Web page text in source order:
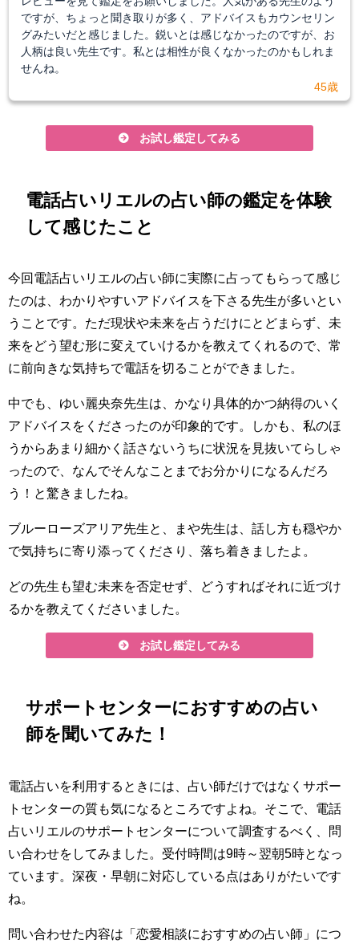
ですが、ちょっと聞き取りが多く、アドバイスもカウンセリン
グみたいだと感じました。鋭いとは感じなかったのですが、お
人柄は良い先生です。私とは相性が良くなかったのかもしれま
せんね。
45歳
お試し鑑定してみる
電話占いリエルの占い師の鑑定を体験
して感じたこと
今回電話占いリエルの占い師に実際に占ってもらって感じ
たのは、わかりやすいアドバイスを下さる先生が多いとい
うことです。ただ現状や未来を占うだけにとどまらず、未
来をどう望む形に変えていけるかを教えてくれるので、常
に前向きな気持ちで電話を切ることができました。
中でも、ゆい麗央奈先生は、かなり具体的かつ納得のいく
アドバイスをくださったのが印象的です。しかも、私のほ
うからあまり細かく話さないうちに状況を見抜いてらしゃ
ったので、なんでそんなことまでお分かりになるんだろ
う！と驚きましたね。
ブルーローズアリア先生と、まや先生は、話し方も穏やか
で気持ちに寄り添ってくださり、落ち着きましたよ。
どの先生も望む未来を否定せず、どうすればそれに近づけ
るかを教えてくださいました。
お試し鑑定してみる
サポートセンターにおすすめの占い
師を聞いてみた！
電話占いを利用するときには、占い師だけではなくサポー
トセンターの質も気になるところですよね。そこで、電話
占いリエルのサポートセンターについて調査するべく、問
い合わせをしてみました。受付時間は9時～翌朝5時となっ
ています。深夜・早朝に対応している点はありがたいです
ね。
問い合わせた内容は「恋愛相談におすすめの占い師」につ